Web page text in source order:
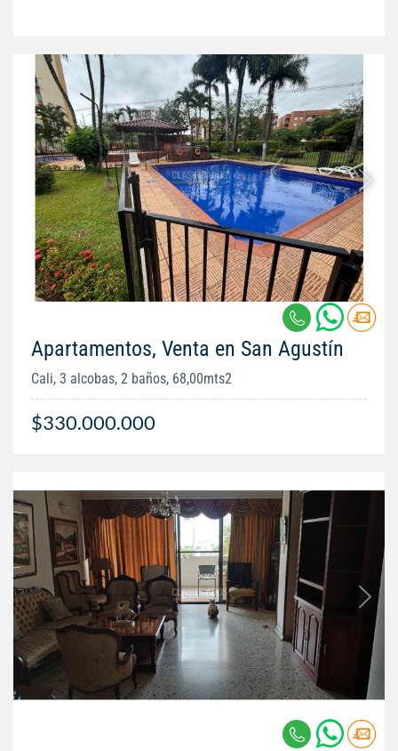
Apartamentos, Venta en San Agustín
Cali, 3 alcobas, 2 baños, 68,00mts2
$330.000.000